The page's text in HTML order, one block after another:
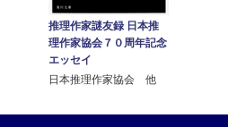
推理作家謎友録 日本推
理作家協会７０周年記念
エッセイ
日本推理作家協会 他